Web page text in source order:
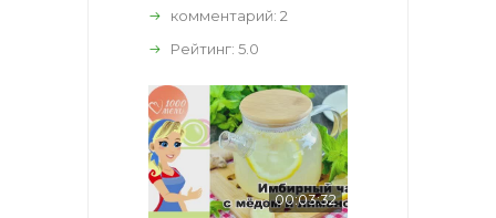
комментарий: 2
Рейтинг: 5.0
00:03:32